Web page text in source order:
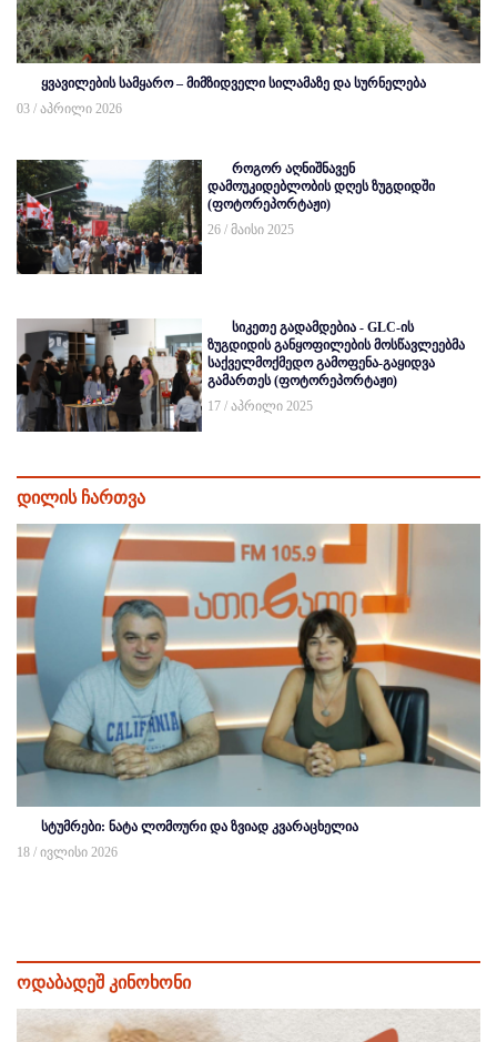
ყვავილების სამყარო – მიმზიდველი სილამაზე და სურნელება
03 / აპრილი 2026
როგორ აღნიშნავენ
დამოუკიდებლობის დღეს ზუგდიდში
(ფოტორეპორტაჟი)
26 / მაისი 2025
სიკეთე გადამდებია - GLC-ის
ზუგდიდის განყოფილების მოსწავლეებმა
საქველმოქმედო გამოფენა-გაყიდვა
გამართეს (ფოტორეპორტაჟი)
17 / აპრილი 2025
დილის ჩართვა
სტუმრები: ნატა ლომოური და ზვიად კვარაცხელია
18 / ივლისი 2026
ოდაბადეშ კინოხონი